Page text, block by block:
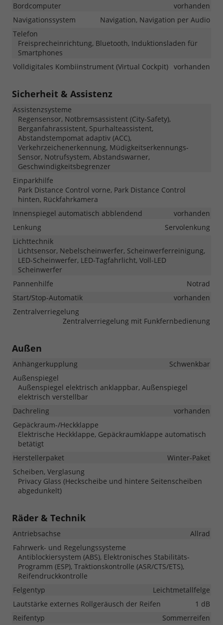
Bordcomputer
vorhanden
Navigationssystem
Navigation, Navigation per Audio
Telefon
Freisprecheinrichtung, Bluetooth, Induktionsladen für
Smartphones
Volldigitales Kombiinstrument (Virtual Cockpit) vorhanden
Sicherheit & Assistenz
Assistenzsysteme
Regensensor, Notbremsassistent (City-Safety),
Berganfahrassistent, Spurhalteassistent,
Abstandstempomat adaptiv (ACC),
Verkehrzeichenerkennung, Müdigkeitserkennungs-
Sensor, Notrufsystem, Abstandswarner,
Geschwindigkeitsbegrenzer
Einparkhilfe
Park Distance Control vorne, Park Distance Control
hinten, Rückfahrkamera
Innenspiegel automatisch abblendend
vorhanden
Lenkung
Servolenkung
Lichttechnik
Lichtsensor, Nebelscheinwerfer, Scheinwerferreinigung,
LED-Scheinwerfer, LED-Tagfahrlicht, Voll-LED
Scheinwerfer
Pannenhilfe
Notrad
Start/Stop-Automatik
vorhanden
Zentralverriegelung
Zentralverriegelung mit Funkfernbedienung
Außen
Anhängerkupplung
Schwenkbar
Außenspiegel
Außenspiegel elektrisch anklappbar, Außenspiegel
elektrisch verstellbar
Dachreling
vorhanden
Gepäckraum-/Heckklappe
Elektrische Heckklappe, Gepäckraumklappe automatisch
betätigt
Herstellerpaket
Winter-Paket
Scheiben, Verglasung
Privacy Glass (Heckscheibe und hintere Seitenscheiben
abgedunkelt)
Räder & Technik
Antriebsachse
Allrad
Fahrwerk- und Regelungssysteme
Antiblockiersystem (ABS), Elektronisches Stabilitäts-
Programm (ESP), Traktionskontrolle (ASR/CTS/ETS),
Reifendruckkontrolle
Felgentyp
Leichtmetallfelge
Lautstärke externes Rollgeräusch der Reifen
1 dB
Reifentyp
Sommerreifen